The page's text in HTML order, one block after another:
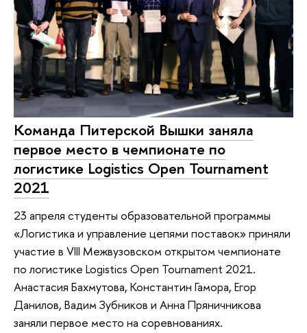
Команда Питерской Вышки заняла
первое место в чемпионате по
логистике Logistics Open Tournament
2021
23 апреля студенты образовательной программы
«Логистика и управление цепями поставок» приняли
участие в VIII Межвузовском открытом чемпионате
по логистике Logistics Open Tournament 2021.
Анастасия Бахмутова, Константин Гамора, Егор
Данилов, Вадим Зубников и Анна Пряничникова
заняли первое место на соревнованиях.